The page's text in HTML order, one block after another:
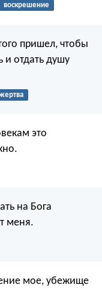
воскрешение
пришел, чтобы
и отдать душу
это
на Бога
меня.
мое, убежище